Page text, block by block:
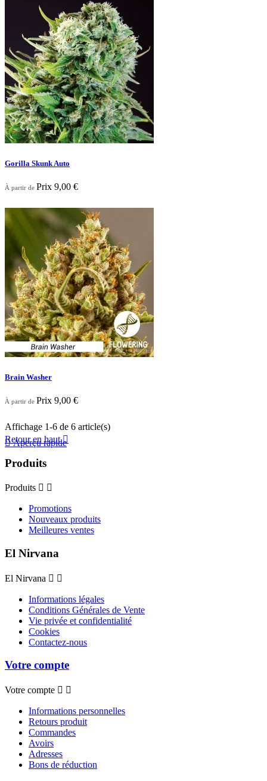
Aperçu rapide
Gorilla Skunk Auto
À partir de Prix 9,00 €
Aperçu rapide
Brain Washer
À partir de Prix 9,00 €
Aperçu rapide
Affichage 1-6 de 6 article(s)
Retour en haut
Produits
Produits  
Promotions
Nouveaux produits
Meilleures ventes
El Nirvana
El Nirvana  
Informations légales
Conditions Générales de Vente
Vie privée et confidentialité
Cookies
Contactez-nous
Votre compte
Votre compte  
Informations personnelles
Retours produit
Commandes
Avoirs
Adresses
Bons de réduction